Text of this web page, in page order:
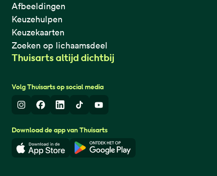
Afbeeldingen
Keuzehulpen
Keuzekaarten
Zoeken op lichaamsdeel
Thuisarts altijd dichtbij
Volg Thuisarts op social media
InstagramFacebook
LinkedInTikTokYoutube
Download de app van Thuisarts
Download in de App StoreDownload in de Google Play